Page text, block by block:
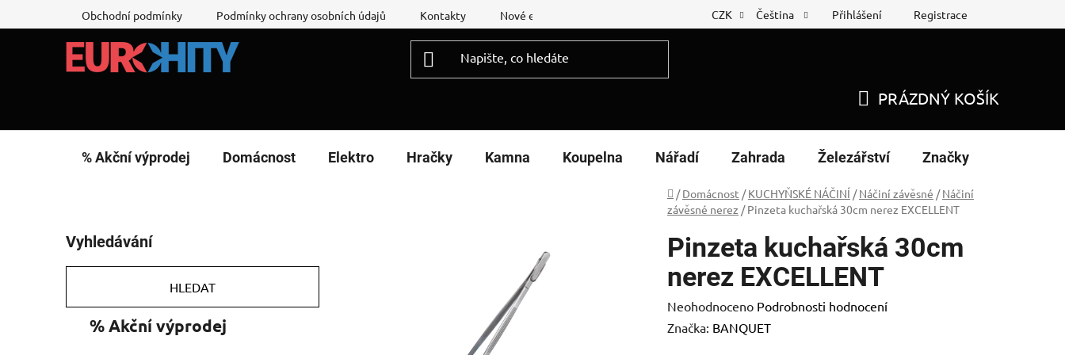
na
Obchodní podmínky Podmínky ochrany osobních údajů Kontakty Nové energetické štítky Reklamační list Nákup na splátky
CZK Čeština Přihlášení Registrace
KOŠÍK
PRÁZDNÝ KOŠÍK
% Akční výprodej Domácnost Elektro Hračky Kamna Koupelna Nářadí Zahrada Železářství Značky
Domů
/ Domácnost / KUCHYŇSKÉ NÁČINÍ / Náčiní závěsné / Náčiní
závěsné nerez / Pinzeta kuchařská 30cm nerez EXCELLENT
o
s
r
Vyhledávání
HLEDAT
kategorie
% Akční výprodej
Pinzeta kuchařská 30cm
nerez EXCELLENT
Průměrné
hodnocení
Neohodnoceno Podrobnosti hodnocení
Značka: BANQUET